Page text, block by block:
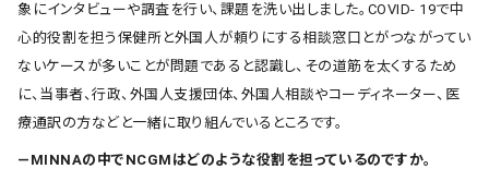
象にインタビューや調査を行い、課題を洗い出しました。COVID‐ 19で中
心的役割を担う保健所と外国人が頼りにする相談窓口とがつながってい
ないケースが多いことが問題であると認識し、その道筋を太くするため
に、当事者、行政、外国人支援団体、外国人相談やコーディネーター、医
療通訳の方などと一緒に取り組んでいるところです。
―MINNAの中でNCGMはどのような役割を担っているのですか。